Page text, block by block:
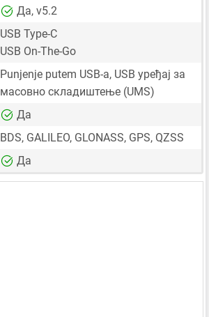
Да, v5.2
USB Type-C
USB On-The-Go
Punjenje putem USB-a, USB уређај за
масовно складиштење (UMS)
Да
BDS, GALILEO, GLONASS, GPS, QZSS
Да